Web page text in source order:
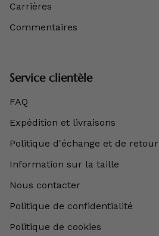
Carrières
Commentaires
Service clientèle
FAQ
Expédition et livraisons
Politique d'échange et de retour
Information sur la taille
Nous contacter
Politique de confidentialité
Politique de cookies